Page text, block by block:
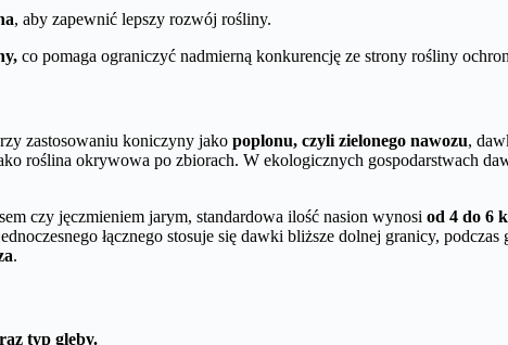
, aby zapewnić lepszy rozwój rośliny.
co pomaga ograniczyć nadmierną konkurencję ze strony rośliny
zastosowaniu koniczyny jako poplonu, czyli zielonego nawozu,
roślina okrywowa po zbiorach. W ekologicznych gospodarstwach
czy jęczmieniem jarym, standardowa ilość nasion wynosi od 4 do 6
łącznego stosuje się dawki bliższe dolnej granicy,
.
typ gleby.